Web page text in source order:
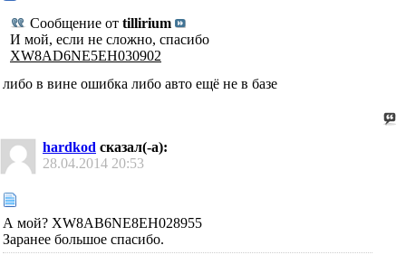
Сообщение от tillirium
И мой, если не сложно, спасибо
XW8AD6NE5EH030902
либо в вине ошибка либо авто ещё не в базе
hardkod сказал(-а):
28.04.2014 20:53
А мой? XW8AB6NE8EH028955
Заранее большое спасибо.